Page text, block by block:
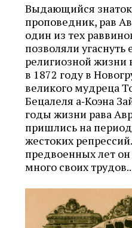
Выдающийся
проповедник, рав
один из тех
позволяли угаснуть
религиозной жизни
в 1872 году в
великого мудреца
Бецалеля а‑Коэна
годы жизни рава
пришлись на
жестоких
предвоенных лет
много своих